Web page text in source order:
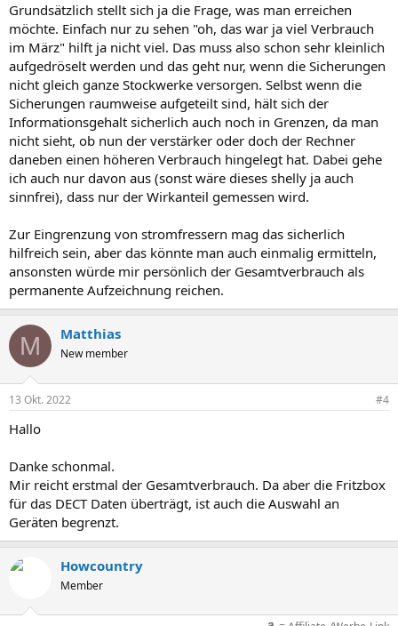
Grundsätzlich stellt sich ja die Frage, was man erreichen
möchte. Einfach nur zu sehen "oh, das war ja viel Verbrauch
im März" hilft ja nicht viel. Das muss also schon sehr kleinlich
aufgedröselt werden und das geht nur, wenn die Sicherungen
nicht gleich ganze Stockwerke versorgen. Selbst wenn die
Sicherungen raumweise aufgeteilt sind, hält sich der
Informationsgehalt sicherlich auch noch in Grenzen, da man
nicht sieht, ob nun der verstärker oder doch der Rechner
daneben einen höheren Verbrauch hingelegt hat. Dabei gehe
ich auch nur davon aus (sonst wäre dieses shelly ja auch
sinnfrei), dass nur der Wirkanteil gemessen wird.
Zur Eingrenzung von stromfressern mag das sicherlich
hilfreich sein, aber das könnte man auch einmalig ermitteln,
ansonsten würde mir persönlich der Gesamtverbrauch als
permanente Aufzeichnung reichen.
M Matthias
New member
13 Okt. 2022 #4
Hallo
Danke schonmal.
Mir reicht erstmal der Gesamtverbrauch. Da aber die Fritzbox
für das DECT Daten überträgt, ist auch die Auswahl an
Geräten begrenzt.
Howcountry
Member